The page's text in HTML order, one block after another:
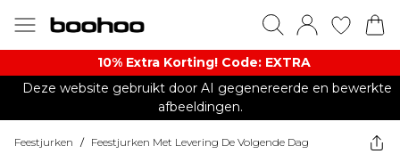
10% Extra Korting! Code: EXTRA​
Deze website gebruikt door AI gegenereerde en bewerkte
afbeeldingen.
Feestjurken / Feestjurken Met Levering De Volgende Dag